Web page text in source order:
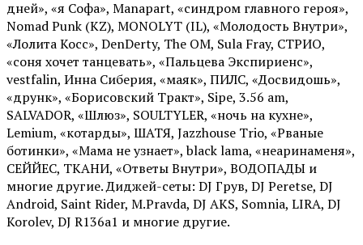
дней», «я Софа», Manapart, «синдром главного героя»,
Nomad Punk (KZ), MONOLYT (IL), «Молодость Внутри»,
«Лолита Косс», DenDerty, The OM, Sula Fray, СТРИО,
«соня хочет танцевать», «Пальцева Экспириенс»,
vestfalin, Инна Сиберия, «маяк», ПИЛС, «Досвидошь»,
«друнк», «Борисовский Тракт», Sipe, 3.56 am,
SALVADOR, «Шлюз», SOULTYLER, «ночь на кухне»,
Lemium, «котарды», ШАТЯ, Jazzhouse Trio, «Рваные
ботинки», «Мама не узнает», black lama, «неаринаменя»,
СЕЙЙЕС, ТКАНИ, «Ответы Внутри», ВОДОПАДЫ и
многие другие. Диджей-сеты: DJ Грув, DJ Peretse, DJ
Android, Saint Rider, М.Pravda, DJ AKS, Somnia, LIRA, DJ
Korolev, DJ R136a1 и многие другие.